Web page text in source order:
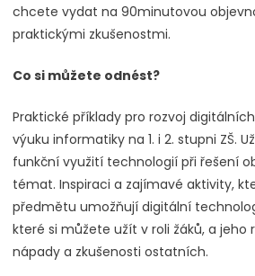
chcete vydat na 90minutovou
praktickými zkušenostmi.
Co si můžete odnést?
Praktické příklady pro rozvoj
výuku informatiky na 1. i 2. stupni ZŠ.
funkční využití technologií při řešení
témat. Inspiraci a zajímavé aktivity,
předmětu umožňují digitální
které si můžete užít v roli žáků, a jeho
nápady a zkušenosti ostatních.